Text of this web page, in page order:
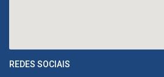
REDES SOCIAIS